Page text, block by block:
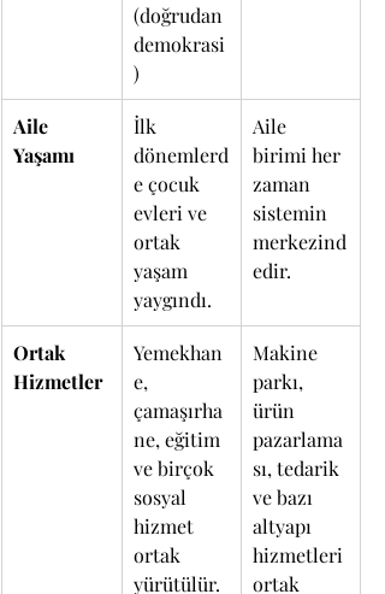
(doğrudan
demokrasi
)
Aile
Yaşamı
İlk
dönemlerd
e çocuk
evleri ve
ortak
yaşam
yaygındı.
Aile
birimi her
zaman
sistemin
merkezind
edir.
Ortak
Hizmetler
Yemekhan
e,
çamaşırha
ne, eğitim
ve birçok
sosyal
hizmet
ortak
yürütülür.
Makine
parkı,
ürün
pazarlama
sı, tedarik
ve bazı
altyapı
hizmetleri
ortak